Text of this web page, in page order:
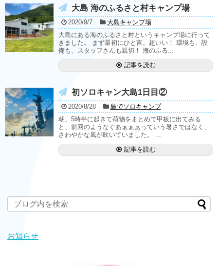
大島 海のふるさと村キャンプ場
2020/9/7
大島キャンプ場
大島にある海のふるさと村というキャンプ場に行って
きました。 まず最初にひと言。超いい！ 環境も、設
備も、スタッフさんも親切！ 海のふる...
記事を読む
初ソロキャン大島1日目②
2020/8/28
島でソロキャンプ
朝、5時半に起きて荷物をまとめて甲板に出てみる
と、前回のようなぐあぁぁぁっていう暑さではなく、
さわやかな風が吹いていました。 ...
記事を読む
お知らせ